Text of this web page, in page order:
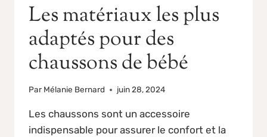
Les matériaux les plus
adaptés pour des
chaussons de bébé
Par Mélanie Bernard juin 28, 2024
Les chaussons sont un accessoire
indispensable pour assurer le confort et la